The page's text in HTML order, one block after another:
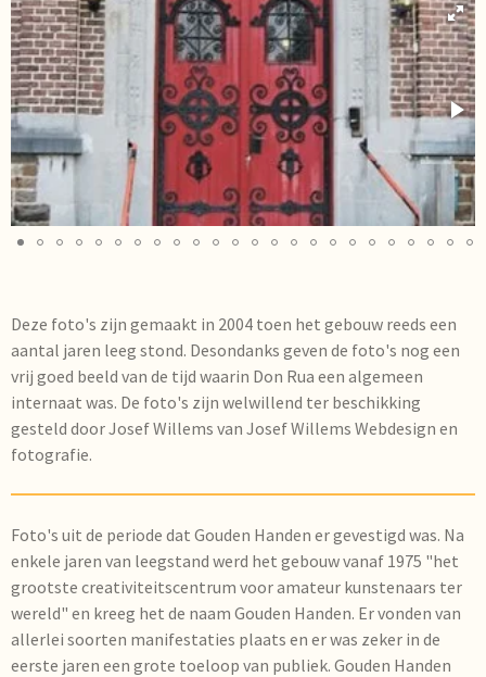
Deze foto's zijn gemaakt in 2004 toen het gebouw reeds een
aantal jaren leeg stond. Desondanks geven de foto's nog een
vrij goed beeld van de tijd waarin Don Rua een algemeen
internaat was. De foto's zijn welwillend ter beschikking
gesteld door Josef Willems van Josef Willems Webdesign en
fotografie.
Foto's uit de periode dat Gouden Handen er gevestigd was. Na
enkele jaren van leegstand werd het gebouw vanaf 1975 "het
grootste creativiteitscentrum voor amateur kunstenaars ter
wereld" en kreeg het de naam Gouden Handen. Er vonden van
allerlei soorten manifestaties plaats en er was zeker in de
eerste jaren een grote toeloop van publiek. Gouden Handen